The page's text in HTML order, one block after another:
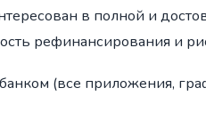
в полной и
рефинансирования и
(все приложения,